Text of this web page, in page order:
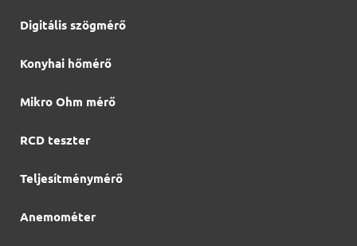
Digitális szögmérő
Konyhai hőmérő
Mikro Ohm mérő
RCD teszter
Teljesítménymérő
Anemométer